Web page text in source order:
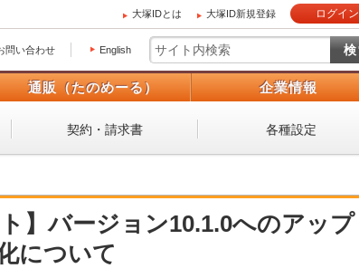
大塚IDとは 大塚ID新規登録 ログイン
問い合わせ English
通販（たのめーる） 企業情報
契約・請求書 各種設定
】バージョン10.1.0へのアップ
について